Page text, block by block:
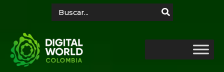
contenido
for: